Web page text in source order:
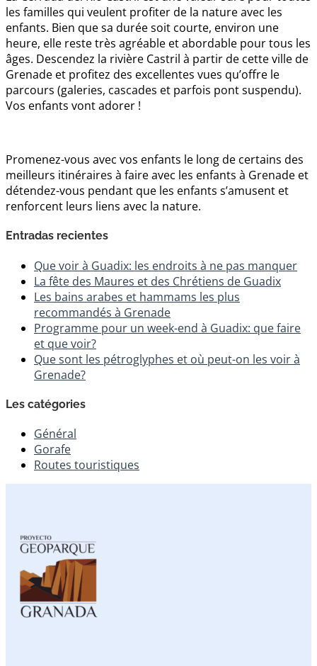
les familles qui veulent profiter de la nature avec les
enfants. Bien que sa durée soit courte, environ une
heure, elle reste très agréable et abordable pour tous les
âges. Descendez la rivière Castril à partir de cette ville de
Grenade et profitez des excellentes vues qu’offre le
parcours (galeries, cascades et parfois pont suspendu).
Vos enfants vont adorer !
Promenez-vous avec vos enfants le long de certains des
meilleurs itinéraires à faire avec les enfants à Grenade et
détendez-vous pendant que les enfants s’amusent et
renforcent leurs liens avec la nature.
Entradas recientes
Que voir à Guadix: les endroits à ne pas manquer
La fête des Maures et des Chrétiens de Guadix
Les bains arabes et hammams les plus
recommandés à Grenade
Programme pour un week-end à Guadix: que faire
et que voir?
Que sont les pétroglyphes et où peut-on les voir à
Grenade?
Les catégories
Général
Gorafe
Routes touristiques